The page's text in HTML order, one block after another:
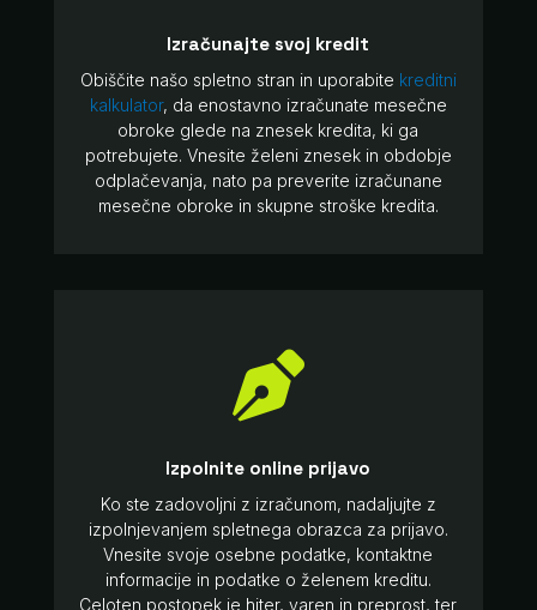
Izračunajte svoj kredit
Obiščite našo spletno stran in uporabite kreditni
kalkulator, da enostavno izračunate mesečne
obroke glede na znesek kredita, ki ga
potrebujete. Vnesite želeni znesek in obdobje
odplačevanja, nato pa preverite izračunane
mesečne obroke in skupne stroške kredita.

Izpolnite online prijavo
Ko ste zadovoljni z izračunom, nadaljujte z
izpolnjevanjem spletnega obrazca za prijavo.
Vnesite svoje osebne podatke, kontaktne
informacije in podatke o želenem kreditu.
Celoten postopek je hiter, varen in preprost, ter